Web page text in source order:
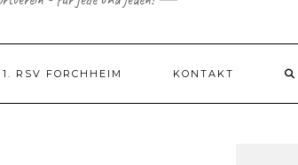
RSV FORCHHEIM KONTAKT